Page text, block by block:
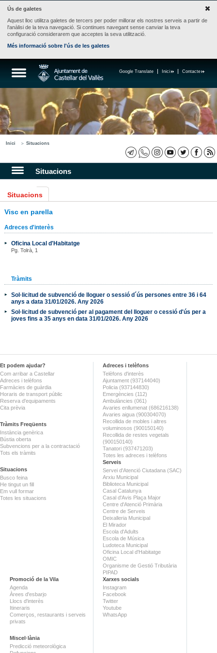
Ús de galetes
Aquest lloc utilitza galetes de tercers per poder millorar els nostres serveis a partir de
l'anàlisi de la teva navegació. Si continues navegant sense canviar la teva
configuració considerarem que acceptes la seva utilització.
Més informació sobre l'ús de les galetes
Contacte
Inici
Google Translate
Inici Situacions
Situacions
Situacions
Visc en parella
Adreces d'interès
Oficina Local d'Habitatge
Pg. Tolrà, 1
Tràmits
Sol·licitud de subvenció de lloguer o sessió d´ús persones entre 36 i 64
anys a data 31/01/2026. Any 2026
Sol·licitud de subvenció per al pagament del lloguer o cessió d'ús per a
joves fins a 35 anys en data 31/01/2026. Any 2026
Et podem ajudar?
Com arribar a Castellar
Adreces i telèfons
Farmàcies de guàrdia
Horaris de transport públic
Reserva d'equipaments
Cita prèvia
Tràmits Freqüents
Instància genèrica
Bústia oberta
Subvencions per a la contractació
Tots els tràmits
Situacions
Busco feina
He tingut un fill
Em vull formar
Totes les situacions
Adreces i telèfons
Telèfons d'interès
Ajuntament (937144040)
Policia (937144830)
Emergències (112)
Ambulàncies (061)
Avaries enllumenat (686216138)
Avaries aigua (900304070)
Recollida de mobles i altres
voluminosos (900150140)
Recollida de restes vegetals
(900150140)
Tanatori (937471203)
Totes les adreces i telèfons
Serveis
Servei d'Atenció Ciutadana (SAC)
Arxiu Municipal
Biblioteca Municipal
Casal Catalunya
Casal d'Avis Plaça Major
Centre d'Atenció Primària
Centre de Serveis
Deixalleria Municipal
El Mirador
Escola d'Adults
Escola de Música
Ludoteca Municipal
Oficina Local d'Habitatge
OMIC
Organisme de Gestió Tributària
PIPAD
Promoció de la Vila
Agenda
Àrees d'esbarjo
Llocs d'interès
Itineraris
Comerços, restaurants i serveis
privats
Miscel·lània
Predicció meteorològica
Xarxes socials
Instagram
Facebook
Twitter
Youtube
WhatsApp